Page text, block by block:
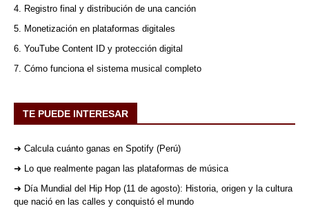
4. Registro final y distribución de una canción
5. Monetización en plataformas digitales
6. YouTube Content ID y protección digital
7. Cómo funciona el sistema musical completo
TE PUEDE INTERESAR
➜ Calcula cuánto ganas en Spotify (Perú)
➜ Lo que realmente pagan las plataformas de música
➜ Día Mundial del Hip Hop (11 de agosto): Historia, origen y la cultura
que nació en las calles y conquistó el mundo